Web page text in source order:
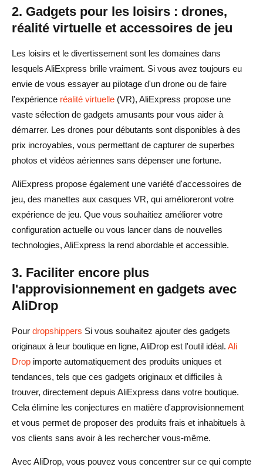
2. Gadgets pour les loisirs : drones,
réalité virtuelle et accessoires de jeu
Les loisirs et le divertissement sont les domaines dans
lesquels AliExpress brille vraiment. Si vous avez toujours eu
envie de vous essayer au pilotage d'un drone ou de faire
l'expérience réalité virtuelle (VR), AliExpress propose une
vaste sélection de gadgets amusants pour vous aider à
démarrer. Les drones pour débutants sont disponibles à des
prix incroyables, vous permettant de capturer de superbes
photos et vidéos aériennes sans dépenser une fortune.
AliExpress propose également une variété d'accessoires de
jeu, des manettes aux casques VR, qui amélioreront votre
expérience de jeu. Que vous souhaitiez améliorer votre
configuration actuelle ou vous lancer dans de nouvelles
technologies, AliExpress la rend abordable et accessible.
3. Faciliter encore plus
l'approvisionnement en gadgets avec
AliDrop
Pour dropshippers Si vous souhaitez ajouter des gadgets
originaux à leur boutique en ligne, AliDrop est l'outil idéal. Ali
Drop importe automatiquement des produits uniques et
tendances, tels que ces gadgets originaux et difficiles à
trouver, directement depuis AliExpress dans votre boutique.
Cela élimine les conjectures en matière d'approvisionnement
et vous permet de proposer des produits frais et inhabituels à
vos clients sans avoir à les rechercher vous-même.
Avec AliDrop, vous pouvez vous concentrer sur ce qui compte